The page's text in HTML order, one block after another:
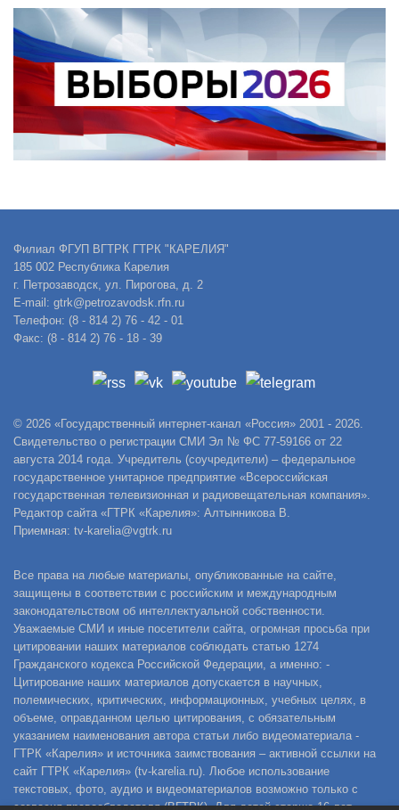
Филиал ФГУП ВГТРК ГТРК "КАРЕЛИЯ"
185 002 Республика Карелия
г. Петрозаводск, ул. Пирогова, д. 2
E-mail: gtrk@petrozavodsk.rfn.ru
Телефон: (8 - 814 2) 76 - 42 - 01
Факс: (8 - 814 2) 76 - 18 - 39
© 2026 «Государственный интернет-канал «Россия» 2001 - 2026.
Свидетельство о регистрации СМИ Эл № ФС 77-59166 от 22
августа 2014 года. Учредитель (соучредители) – федеральное
государственное унитарное предприятие «Всероссийская
государственная телевизионная и радиовещательная компания».
Редактор сайта «ГТРК «Карелия»: Алтынникова В.
Приемная: tv-karelia@vgtrk.ru
Все права на любые материалы, опубликованные на сайте,
защищены в соответствии с российским и международным
законодательством об интеллектуальной собственности.
Уважаемые СМИ и иные посетители сайта, огромная просьба при
цитировании наших материалов соблюдать статью 1274
Гражданского кодекса Российской Федерации, а именно: -
Цитирование наших материалов допускается в научных,
полемических, критических, информационных, учебных целях, в
объеме, оправданном целью цитирования, с обязательным
указанием наименования автора статьи либо видеоматериала -
ГТРК «Карелия» и источника заимствования – активной ссылки на
сайт ГТРК «Карелия» (tv-karelia.ru). Любое использование
текстовых, фото, аудио и видеоматериалов возможно только с
согласия правообладателя (ВГТРК). Для детей старше 16 лет.